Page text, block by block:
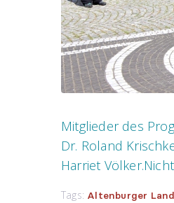
Mitglieder des
Dr. Roland
Harriet
Tags: Altenburger Land